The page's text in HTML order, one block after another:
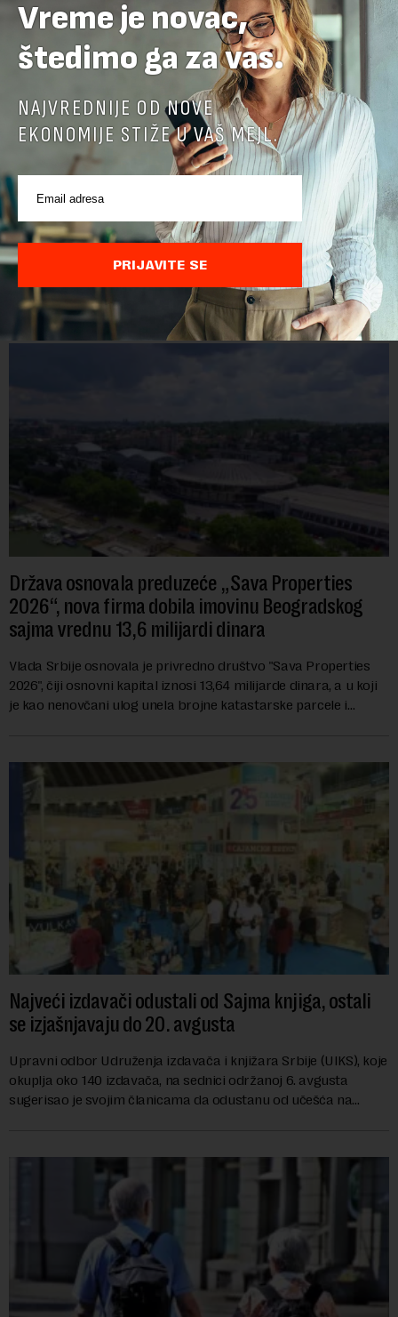
POVEZANI SADRŽAJI
Država osnovala preduzeće „Sava Properties
2026“, nova firma dobila imovinu Beogradskog
sajma vrednu 13,6 milijardi dinara
Vlada Srbije osnovala je privredno društvo "Sava Properties
2026", čiji osnovni kapital iznosi 13,64 milijarde dinara, a u koji
je kao nenovčani ulog unela brojne katastarske parcele i
Najveći izdavači odustali od Sajma knjiga, ostali
se izjašnjavaju do 20. avgusta
Upravni odbor Udruženja izdavača i knjižara Srbije (UIKS), koje
okuplja oko 140 izdavača, na sednici održanoj 6. avgusta
sugerisao je svojim članicama da odustanu od učešća na
Vreme je novac,
štedimo ga za vas.
NAJVREDNIJE OD NOVE
EKONOMIJE STIŽE U VAŠ MEJL.
PRIJAVITE SE